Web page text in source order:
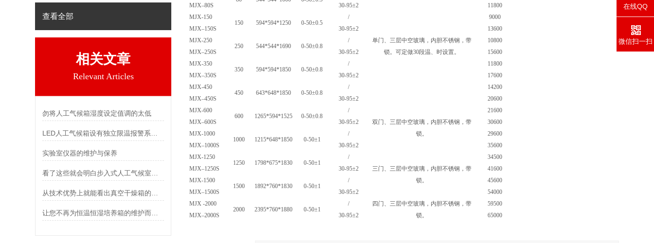
查看全部
相关文章
Relevant Articles
勿将人工气候箱湿度设定值调的太低
实验室仪器的维护与保养
让您不再为恒温恒湿培养箱的维护而烦恼
单门、三层中空玻璃，内胆不锈钢，带
锁。可定做30段温、时设置。
MJX–80S
30-95±2
11800
MJX-150
150
594*594*1250 0-50±0.5
/
9000
MJX–150S
30-95±2
13600
MJX-250
250
544*544*1690 0-50±0.8
/
10800
MJX–250S
30-95±2
15600
MJX-350
350
594*594*1850 0-50±0.8
/
11800
MJX–350S
30-95±2
17600
MJX-450
450
643*648*1850 0-50±0.8
/
14200
MJX–450S
30-95±2
20600
MJX-600
600
1265*594*1525 0-50±0.8
/
双门、三层中空玻璃，内胆不锈钢，带
锁。
21600
MJX–600S
30-95±2
30600
MJX-1000
1000
1215*648*1850 0-50±1
/
29600
MJX–1000S
30-95±2
35600
MJX-1250
1250
1798*675*1830 0-50±1
/
三门、三层中空玻璃，内胆不锈钢，带
锁。
34500
MJX–1250S
30-95±2
41600
MJX-1500
1500
1892*760*1830 0-50±1
/
45600
MJX–1500S
30-95±2
54000
MJX -2000
2000
2395*760*1880 0-50±1
/
四门、三层中空玻璃，内胆不锈钢，带
锁。
59500
MJX–2000S
30-95±2 65000
在线QQ
微信扫一扫